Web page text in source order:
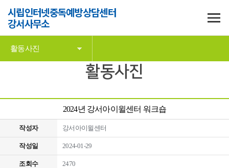
시립인터넷중독예방상담센터
강서사무소
활동사진
활동사진
2024년 강서아이윌센터 워크숍
작성자 강서아이윌센터
작성일 2024-01-29
조회수 2470